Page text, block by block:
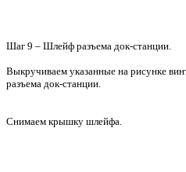
Шаг 9 – Шлейф разъема док-станции.
Выкручиваем указанные на рисунке
разъема док-станции.
Снимаем крышку шлейфа.